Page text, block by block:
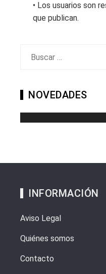
• Los usuarios son
que publican.
NOVEDADES
INFORMACIÓN
Aviso Legal
Quiénes somos
Contacto